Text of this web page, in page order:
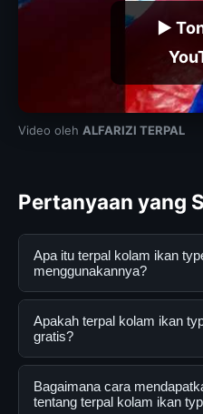
▶
Video oleh ALFARIZI TERPAL
Pertanyaan yang
Apa itu terpal kolam ikan
menggunakannya?
terpal kolam ikan type A3
dirancang untuk membantu
informasi lengkap dan
menggunakannya dengan
mengikuti panduan yang
Apakah terpal kolam ikan
gratis?
Ya, terpal kolam ikan type
gratis oleh semua
Bagaimana cara
tentang terpal kolam ikan